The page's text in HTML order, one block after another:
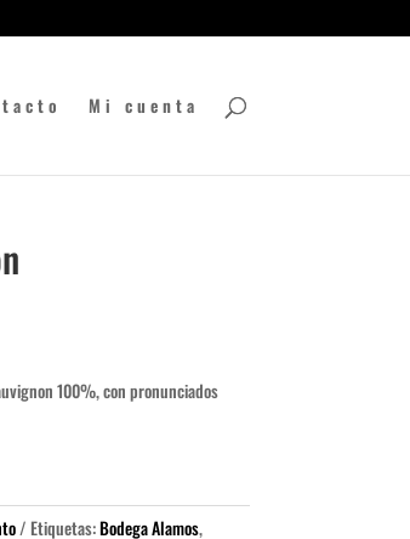
Mi cuenta
100%, con pronunciados
Etiquetas:Bodega Alamos,